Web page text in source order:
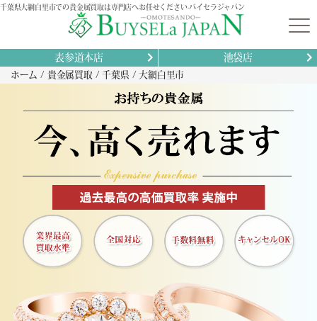
千葉県大網白里市での貴金属買取は専門店へお任せください-バイセラジャパン
表参道本店 池袋店
ホーム 貴金属買取 千葉県 大網白里市